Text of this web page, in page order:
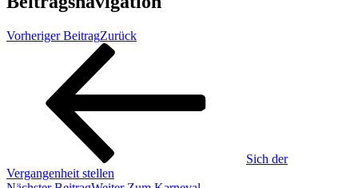
Vorheriger BeitragZurück
Sich der
Vergangenheit stellen